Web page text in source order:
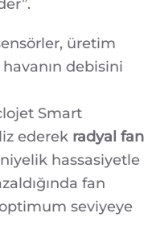
üretim
debisini
Smart
ederek radyal fan
hassasiyetle
fan
seviyeye